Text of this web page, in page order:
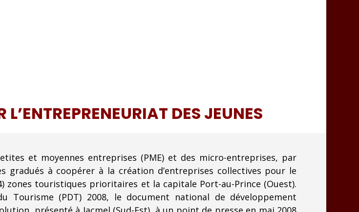
DES JEUNES
et moyennes entreprises (PME) et des micro-entreprises, par
gradués à coopérer à la création d’entreprises collectives pour le
zones touristiques prioritaires et la capitale Port-au-Prince (Ouest).
(PDT) 2008, le document national de développement